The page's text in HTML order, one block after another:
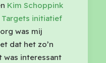
Kim Schoppink
Targets initiatief
was mij
dat het zo’n
was interessant